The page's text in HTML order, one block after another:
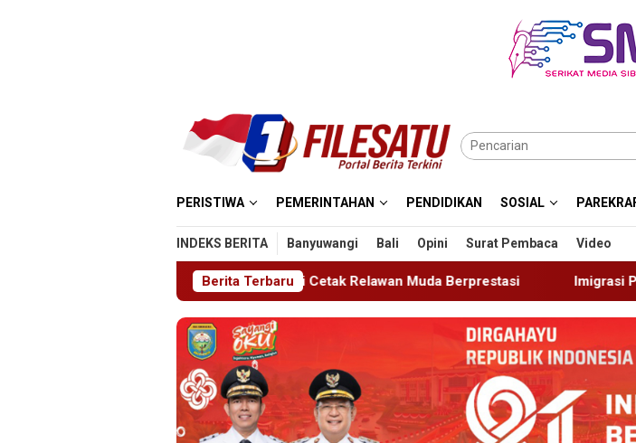
PERISTIWA PEMERINTAHAN PENDIDIKAN SOSIAL
INDEKS BERITA Banyuwangi Bali Opini Surat Pembaca Video
Berita Terbaru
Ajang Bergengsi Cetak Relawan Muda Berprestasi Imigrasi Ponorogo Deportasi